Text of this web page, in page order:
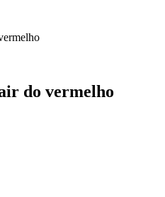
do vermelho